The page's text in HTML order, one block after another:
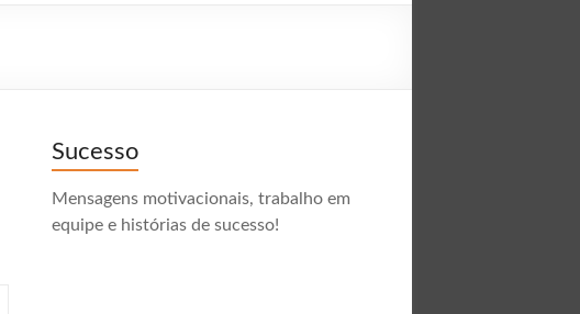
Sucesso
Mensagens motivacionais, trabalho em
equipe e histórias de sucesso!